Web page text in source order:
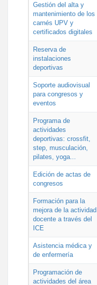
Gestión del alta y
mantenimiento de los
carnés UPV y
certificados digitales
Reserva de
instalaciones
deportivas
Soporte audiovisual
para congresos y
eventos
Programa de
actividades
deportivas: crossfit,
step, musculación,
pilates, yoga...
Edición de actas de
congresos
Formación para la
mejora de la actividad
docente a través del
ICE
Asistencia médica y
de enfermería
Programación de
actividades del área